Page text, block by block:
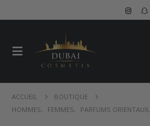
ACCUEIL
BOUTIQUE
HOMMES, FEMMES, PARFUMS ORIENTAUX,